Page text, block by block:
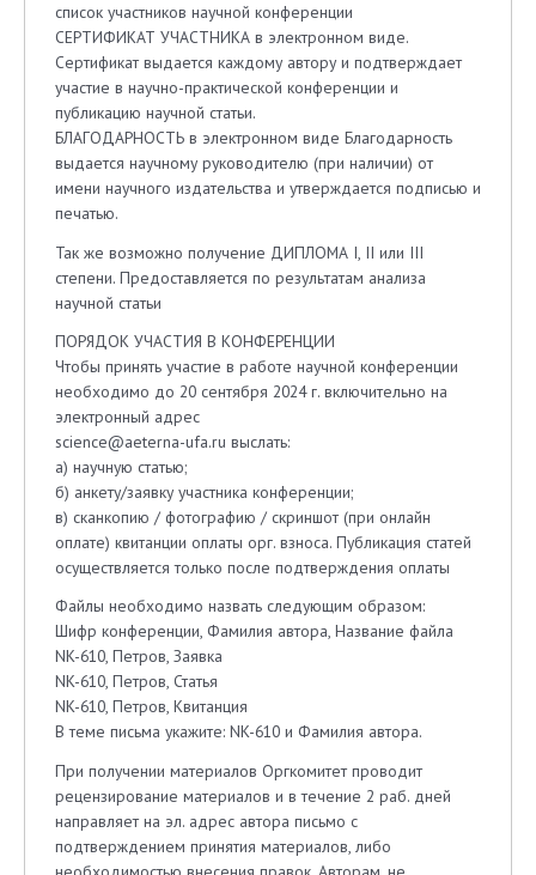
список участников научной конференции
СЕРТИФИКАТ УЧАСТНИКА в электронном виде.
Сертификат выдается каждому автору и подтверждает
участие в научно-практической конференции и
публикацию научной статьи.
БЛАГОДАРНОСТЬ в электронном виде Благодарность
выдается научному руководителю (при наличии) от
имени научного издательства и утверждается подписью и
печатью.
Так же возможно получение ДИПЛОМА I, II или III
степени. Предоставляется по результатам анализа
научной статьи
ПОРЯДОК УЧАСТИЯ В КОНФЕРЕНЦИИ
Чтобы принять участие в работе научной конференции
необходимо до 20 сентября 2024 г. включительно на
электронный адрес
science@aeterna-ufa.ru выслать:
а) научную статью;
б) анкету/заявку участника конференции;
в) сканкопию / фотографию / скриншот (при онлайн
оплате) квитанции оплаты орг. взноса. Публикация статей
осуществляется только после подтверждения оплаты
Файлы необходимо назвать следующим образом:
Шифр конференции, Фамилия автора, Название файла
NK-610, Петров, Заявка
NK-610, Петров, Статья
NK-610, Петров, Квитанция
В теме письма укажите: NK-610 и Фамилия автора.
При получении материалов Оргкомитет проводит
рецензирование материалов и в течение 2 раб. дней
направляет на эл. адрес автора письмо с
подтверждением принятия материалов, либо